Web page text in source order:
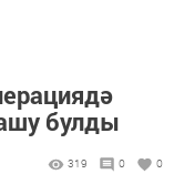
булды
319 0 0